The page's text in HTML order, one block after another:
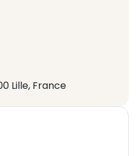
Lille, France